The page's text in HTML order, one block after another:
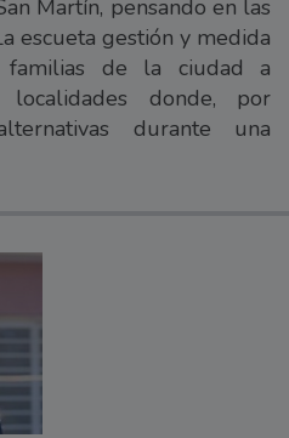
Martín, pensando en las
escueta gestión y medida
de la ciudad a
localidades donde, por
durante una